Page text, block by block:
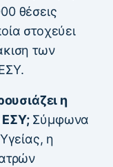
θέσεις
στοχεύει
των
η
ΕΣΥ;Σύμφωνα
η